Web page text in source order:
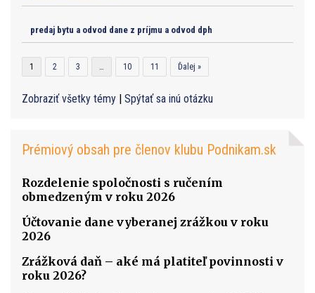
predaj bytu a odvod dane z príjmu a odvod dph
1 2 3 … 10 11 Ďalej »
Zobraziť všetky témy | Spýtať sa inú otázku
Prémiový obsah pre členov klubu Podnikam.sk
Rozdelenie spoločnosti s ručením
obmedzeným v roku 2026
Účtovanie dane vyberanej zrážkou v roku
2026
Zrážková daň – aké má platiteľ povinnosti v
roku 2026?